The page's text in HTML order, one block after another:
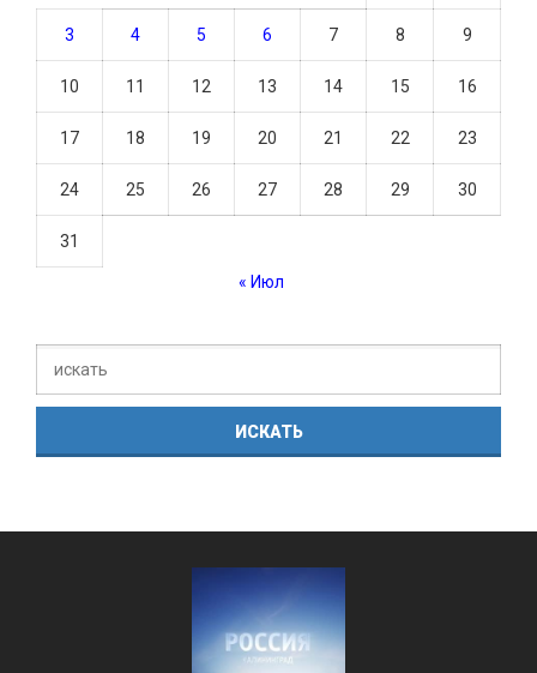
3 4 5 6 7 8 9
10 11 12 13 14 15 16
17 18 19 20 21 22 23
24 25 26 27 28 29 30
31
« Июл